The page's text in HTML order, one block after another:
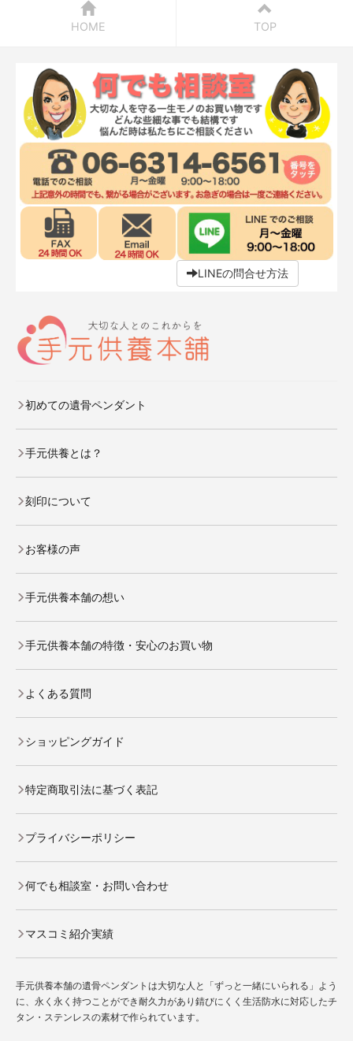
HOME TOP
LINEの問合せ方法
初めての遺骨ペンダント
手元供養とは？
刻印について
お客様の声
手元供養本舗の想い
手元供養本舗の特徴・安心のお買い物
よくある質問
ショッピングガイド
特定商取引法に基づく表記
プライバシーポリシー
何でも相談室・お問い合わせ
マスコミ紹介実績
手元供養本舗の遺骨ペンダントは大切な人と「ずっと一緒にいられる」よう
に、永く永く持つことができ耐久力があり錆びにくく生活防水に対応したチ
タン・ステンレスの素材で作られています。